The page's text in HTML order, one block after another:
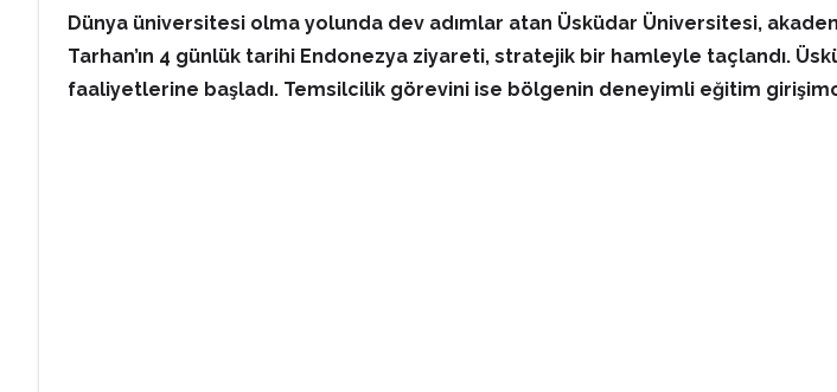
Dünya üniversitesi olma yolunda dev adımlar atan Üsküdar Üniversitesi,
Tarhan’ın 4 günlük tarihi Endonezya ziyareti, stratejik bir hamleyle taçlandı.
faaliyetlerine başladı. Temsilcilik görevini ise bölgenin deneyimli eğitim